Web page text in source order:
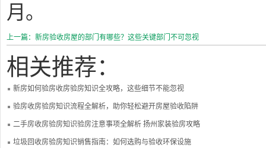
月。
上一篇：新房验收房屋的部门有哪些？这些关键部门不可忽视
相关推荐：
新房如何验房收房验房知识全攻略，这些细节不能忽视
验房收房验房知识流程全解析，助你轻松避开房屋验收陷阱
二手房收房验房知识验房注意事项全解析 扬州家装验房攻略
垃圾回收房验房知识销售指南：如何选购与验收环保设施